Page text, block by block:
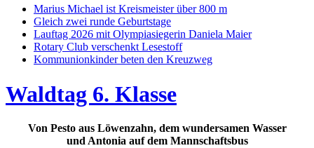
Marius Michael ist Kreismeister über 800 m
Gleich zwei runde Geburtstage
Lauftag 2026 mit Olympiasiegerin Daniela Maier
Rotary Club verschenkt Lesestoff
Kommunionkinder beten den Kreuzweg
Waldtag 6. Klasse
Von Pesto aus Löwenzahn, dem wundersamen Wasser
und Antonia auf dem Mannschaftsbus